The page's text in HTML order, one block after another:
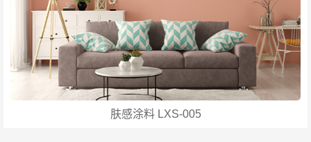
肤感涂料 LXS-005